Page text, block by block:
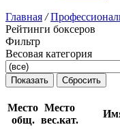
Главная /
Рейтинги боксеров
Фильтр
Весовая категория
Место
общ.
Место
вес.кат.